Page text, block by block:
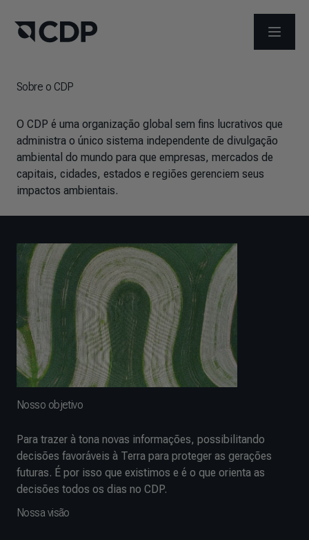
ABRIR
Sobre o CDP
O CDP é uma organização global sem fins lucrativos que
administra o único sistema independente de divulgação
ambiental do mundo para que empresas, mercados de
capitais, cidades, estados e regiões gerenciem seus
impactos ambientais.
Nosso objetivo
Para trazer à tona novas informações, possibilitando
decisões favoráveis à Terra para proteger as gerações
futuras. É por isso que existimos e é o que orienta as
decisões todos os dias no CDP.
Nossa visão